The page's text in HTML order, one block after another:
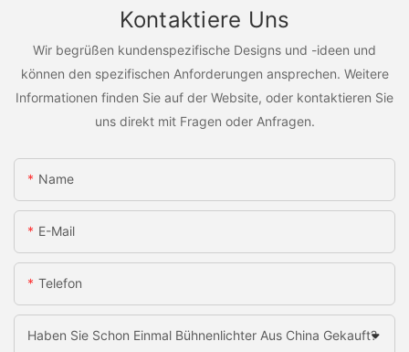
Kontaktiere Uns
Wir begrüßen kundenspezifische Designs und -ideen und
können den spezifischen Anforderungen ansprechen. Weitere
Informationen finden Sie auf der Website, oder kontaktieren Sie
uns direkt mit Fragen oder Anfragen.
Name
E-Mail
Telefon
Haben Sie Schon Einmal Bühnenlichter Aus China Gekauft?